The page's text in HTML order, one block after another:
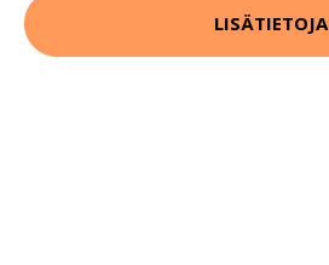
LISÄTIETOJA